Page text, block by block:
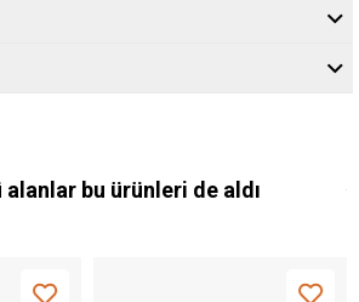
alanlar bu ürünleri de aldı